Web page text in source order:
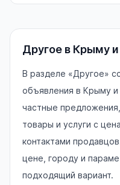
Другое в Крыму
В разделе «Другое»
объявления в Крыму
частные
товары и услуги с
контактами
цене, городу и
подходящий вариант.